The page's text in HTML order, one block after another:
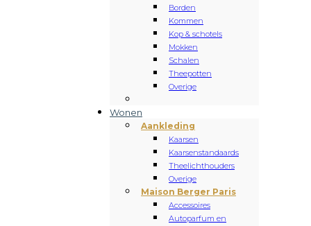
Borden
Kommen
Kop & schotels
Mokken
Schalen
Theepotten
Overige
Wonen
Aankleding
Kaarsen
Kaarsenstandaards
Theelichthouders
Overige
Maison Berger Paris
Accessoires
Autoparfum en